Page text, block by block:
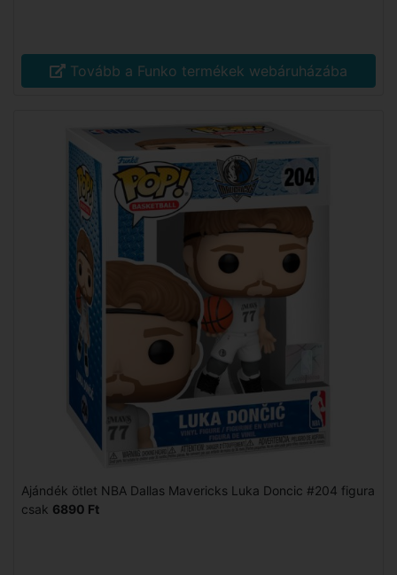
Tovább a Funko termékek webáruházába
Ajándék ötlet NBA Dallas Mavericks Luka Doncic #204 figura
csak 6890 Ft